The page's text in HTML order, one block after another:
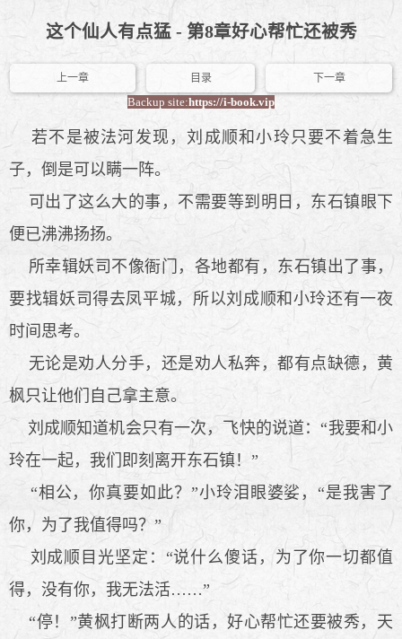
这个仙人有点猛 - 第8章好心帮忙还被秀
上一章 目录 下一章
Backup site:https://i-book.vip
若不是被法河发现，刘成顺和小玲只要不着急生
子，倒是可以瞒一阵。
可出了这么大的事，不需要等到明日，东石镇眼下
便已沸沸扬扬。
所幸辑妖司不像衙门，各地都有，东石镇出了事，
要找辑妖司得去凤平城，所以刘成顺和小玲还有一夜
时间思考。
无论是劝人分手，还是劝人私奔，都有点缺德，黄
枫只让他们自己拿主意。
刘成顺知道机会只有一次，飞快的说道：“我要和小
玲在一起，我们即刻离开东石镇！”
“相公，你真要如此？”小玲泪眼婆娑，“是我害了
你，为了我值得吗？”
刘成顺目光坚定：“说什么傻话，为了你一切都值
得，没有你，我无法活……”
“停！”黄枫打断两人的话，好心帮忙还要被秀，天